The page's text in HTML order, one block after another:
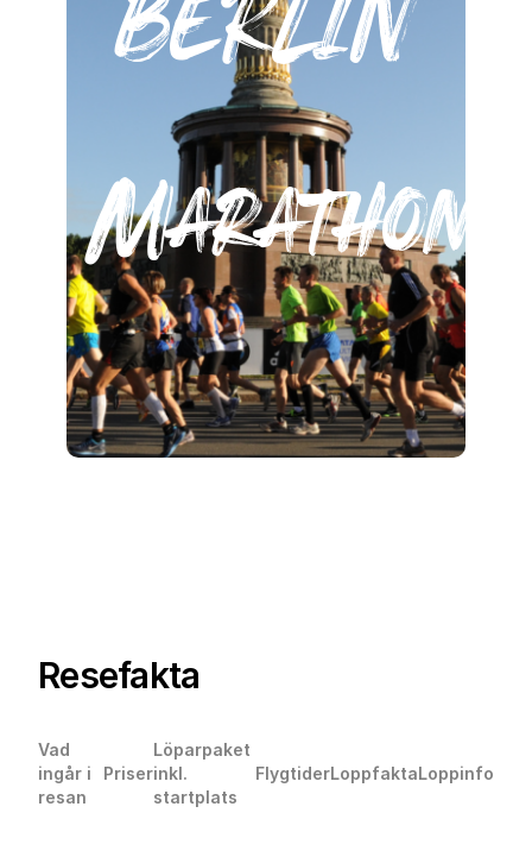
BERLIN
Marathon
Resefakta
Vad
ingår i
resan
Priser
Löparpaket
inkl.
startplats
FlygtiderLoppfaktaLoppinfo